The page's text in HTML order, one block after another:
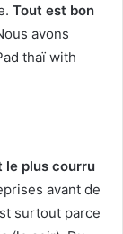
Tout est bon
avons
thaï with
le plus courru
avant de
surtout parce